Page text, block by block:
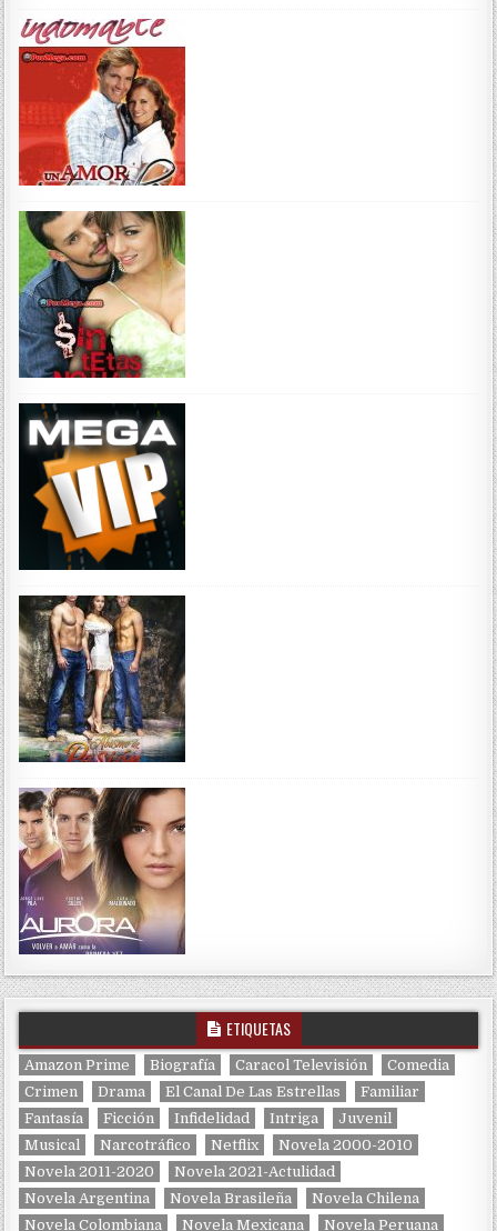
ETIQUETAS
Amazon Prime Biografía Caracol Televisión
Comedia
Crimen
Drama El Canal De Las Estrellas
Familiar
Fantasía
Ficción Infidelidad Intriga
Juvenil
Musical
Narcotráfico Netflix
Novela 2000-2010
Novela 2011-2020
Novela 2021-Actulidad
Novela Argentina
Novela Brasileña
Novela Chilena
Novela Colombiana
Novela Mexicana Novela Peruana